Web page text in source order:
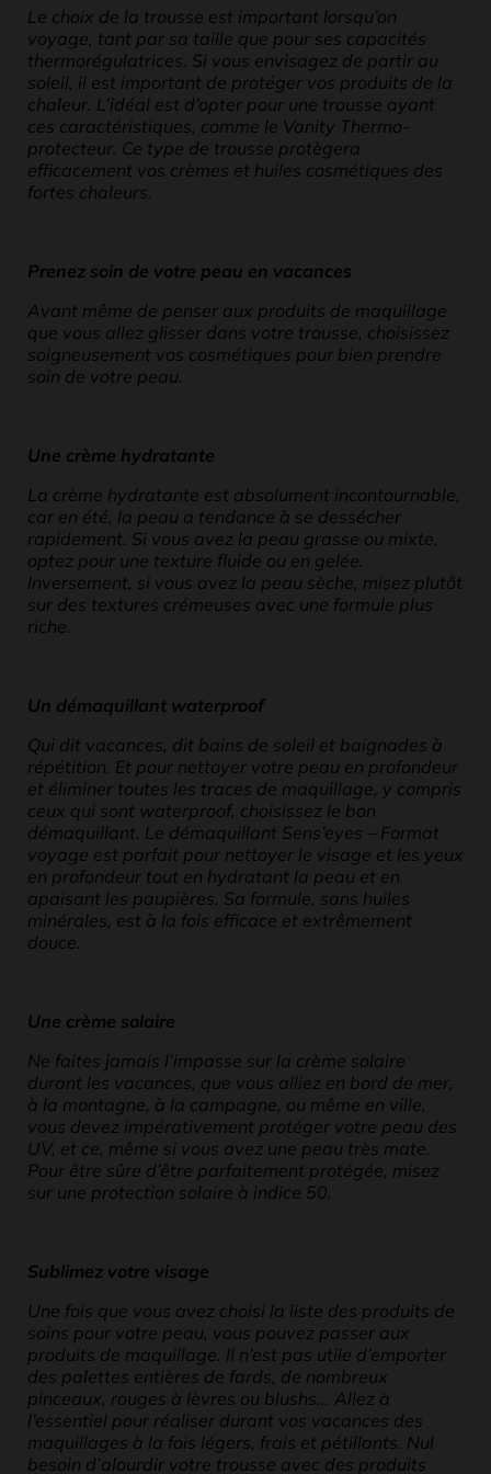
Le choix de la trousse est important lorsqu’on
voyage, tant par sa taille que pour ses capacités
thermorégulatrices. Si vous envisagez de partir au
soleil, il est important de protéger vos produits de la
chaleur. L’idéal est d’opter pour une trousse ayant
ces caractéristiques, comme le Vanity Thermo-
protecteur. Ce type de trousse protègera
efficacement vos crèmes et huiles cosmétiques des
fortes chaleurs.
Prenez soin de votre peau en vacances
Avant même de penser aux produits de maquillage
que vous allez glisser dans votre trousse, choisissez
soigneusement vos cosmétiques pour bien prendre
soin de votre peau.
Une crème hydratante
La crème hydratante est absolument incontournable,
car en été, la peau a tendance à se dessécher
rapidement. Si vous avez la peau grasse ou mixte,
optez pour une texture fluide ou en gelée.
Inversement, si vous avez la peau sèche, misez plutôt
sur des textures crémeuses avec une formule plus
riche.
Un démaquillant waterproof
Qui dit vacances, dit bains de soleil et baignades à
répétition. Et pour nettoyer votre peau en profondeur
et éliminer toutes les traces de maquillage, y compris
ceux qui sont waterproof, choisissez le bon
démaquillant. Le démaquillant Sens’eyes – Format
voyage est parfait pour nettoyer le visage et les yeux
en profondeur tout en hydratant la peau et en
apaisant les paupières. Sa formule, sans huiles
minérales, est à la fois efficace et extrêmement
douce.
Une crème solaire
Ne faites jamais l’impasse sur la crème solaire
durant les vacances, que vous alliez en bord de mer,
à la montagne, à la campagne, ou même en ville,
vous devez impérativement protéger votre peau des
UV, et ce, même si vous avez une peau très mate.
Pour être sûre d’être parfaitement protégée, misez
sur une protection solaire à indice 50.
Sublimez votre visage
Une fois que vous avez choisi la liste des produits de
soins pour votre peau, vous pouvez passer aux
produits de maquillage. Il n’est pas utile d’emporter
des palettes entières de fards, de nombreux
pinceaux, rouges à lèvres ou blushs... Allez à
l’essentiel pour réaliser durant vos vacances des
maquillages à la fois légers, frais et pétillants. Nul
besoin d’alourdir votre trousse avec des produits